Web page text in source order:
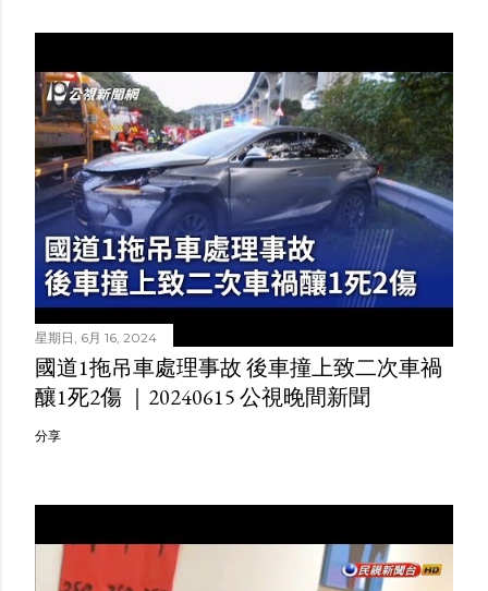
星期日, 6月 16, 2024
國道1拖吊車處理事故 後車撞上致二次車禍
釀1死2傷 ｜20240615 公視晚間新聞
分享